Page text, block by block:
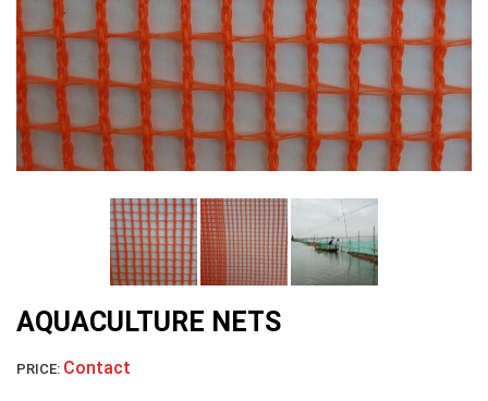
LƯỚI HÀNG RÀO HÌNH VUÔNG
AQUACULTURE NETS
PRICE: Contact